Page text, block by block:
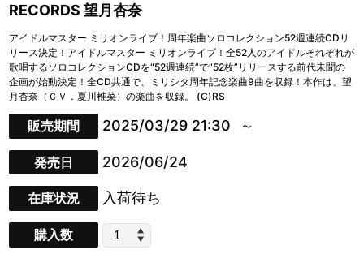
RECORDS 望月杏奈
アイドルマスター ミリオンライブ！周年楽曲ソロコレクション52週連続CDリ
リース決定！アイドルマスター ミリオンライブ！全52人のアイドルそれぞれが
歌唱するソロコレクションCDを“52週連続”で“52枚”リリースする前代未聞の
企画が始動決定！全CD共通で、ミリシタ周年記念楽曲9曲を収録！本作は、望
月杏奈（ＣＶ．夏川椎菜）の楽曲を収録。 (C)RS
販売期間 2025/03/29 21:30
発売日 2026/06/24
在庫状況 入荷待ち
購入数